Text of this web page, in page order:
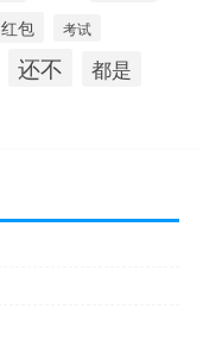
红包 考试
还不 都是